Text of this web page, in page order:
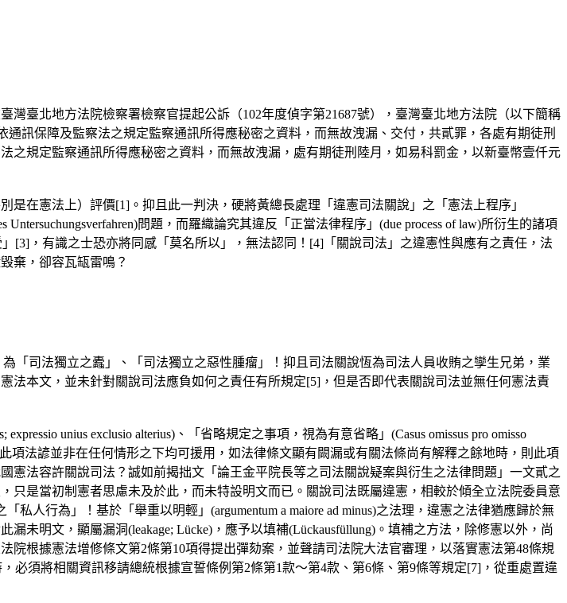
臺北地方法院檢察署檢察官提起公訴（102年度偵字第21687號），臺灣臺北地方法院（以下簡稱
訊保障及監察法之規定監察通訊所得應秘密之資料，而無故洩漏、交付，共貳罪，各處有期徒刑
規定監察通訊所得應秘密之資料，而無故洩漏，處有期徒刑陸月，如易科罰金，以新臺幣壹仟元
在憲法上）評價[1]。抑且此一判決，硬將黃總長處理「違憲司法關說」之「憲法上程序」
Untersuchungsverfahren)問題，而羅織論究其違反「正當法律程序」(due process of law)所衍生的諸項
[3]，有識之士恐亦將同感「莫名所以」，無法認同！[4]「關說司法」之違憲性與應有之責任，法
棄，卻容瓦缻雷鳴？
為「司法獨立之蠹」、「司法獨立之惡性腫瘤」！抑且司法關說恆為司法人員收賄之孿生兄弟，業
本文，並未針對關說司法應負如何之責任有所規定[5]，但是否即代表關說司法並無任何憲法責
unius exclusio alterius)、「省略規定之事項，視為有意省略」(Casus omissus pro omisso
此項法諺並非在任何情形之下均可援用，如法律條文顯有闕漏或有關法條尚有解釋之餘地時，則此項
法容許關說司法？誠如前揭拙文「論王金平院長等之司法關說疑案與衍生之法律問題」一文貳之
是當初制憲者思慮未及於此，而未特設明文而已。關說司法既屬違憲，相較於傾全立法院委員意
人行為」！基於「舉重以明輕」(argumentum a maiore ad minus)之法理，違憲之法律猶應歸於無
未明文，顯屬漏洞(leakage; Lücke)，應予以填補(Lückausfüllung)。填補之方法，除修憲以外，尚
根據憲法增修條文第2條第10項得提出彈劾案，並聲請司法院大法官審理，以落實憲法第48條規
須將相關資訊移請總統根據宣誓條例第2條第1款～第4款、第6條、第9條等規定[7]，從重處置違